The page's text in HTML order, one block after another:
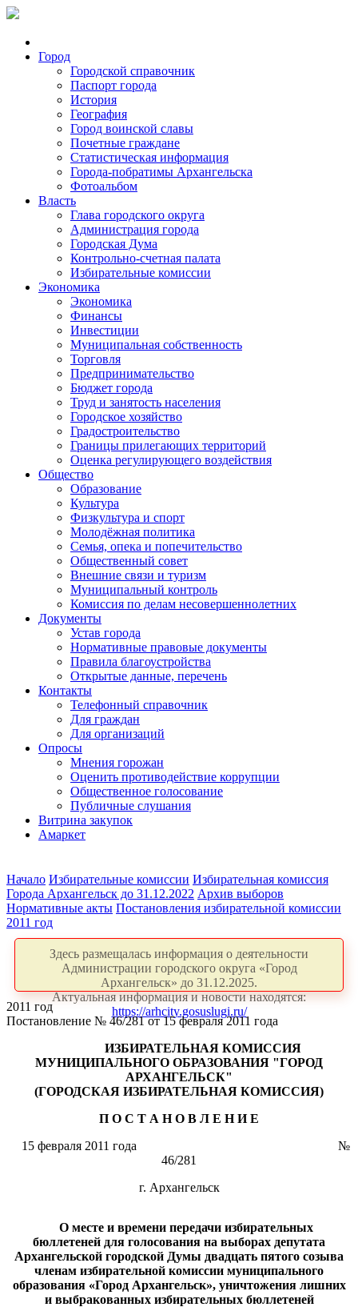
Город
Городской справочник
Паспорт города
История
География
Город воинской славы
Почетные граждане
Статистическая информация
Города-побратимы Архангельска
Фотоальбом
Власть
Глава городского округа
Администрация города
Городская Дума
Контрольно-счетная палата
Избирательные комиссии
Экономика
Экономика
Финансы
Инвестиции
Муниципальная собственность
Торговля
Предпринимательство
Бюджет города
Труд и занятость населения
Городское хозяйство
Градостроительство
Границы прилегающих территорий
Оценка регулирующего воздействия
Общество
Образование
Культура
Физкультура и спорт
Молодёжная политика
Семья, опека и попечительство
Общественный совет
Внешние связи и туризм
Муниципальный контроль
Комиссия по делам несовершеннолетних
Документы
Устав города
Нормативные правовые документы
Правила благоустройства
Открытые данные, перечень
Контакты
Телефонный справочник
Для граждан
Для организаций
Опросы
Мнения горожан
Оценить противодействие коррупции
Общественное голосование
Публичные слушания
Витрина закупок
Амаркет
Начало Избирательные комиссии Избирательная комиссия
Города Архангельск до 31.12.2022 Архив выборов
Нормативные акты Постановления избирательной комиссии
2011 год
Здесь размещалась информация о деятельности
Администрации городского округа «Город
Архангельск» до 31.12.2025.
Актуальная информация и новости находятся:
https://arhcity.gosuslugi.ru/
2011 год
Постановление № 46/281 от 15 февраля 2011 года
ИЗБИРАТЕЛЬНАЯ КОМИССИЯ
МУНИЦИПАЛЬНОГО ОБРАЗОВАНИЯ "ГОРОД
АРХАНГЕЛЬСК"
(ГОРОДСКАЯ ИЗБИРАТЕЛЬНАЯ КОМИССИЯ)
П О С Т А Н О В Л Е Н И Е
15 февраля 2011 года №
46/281
г. Архангельск
О месте и времени передачи избирательных
бюллетеней для голосования на выборах депутата
Архангельской городской Думы двадцать пятого созыва
членам избирательной комиссии муниципального
образования «Город Архангельск», уничтожения лишних
и выбракованных избирательных бюллетеней